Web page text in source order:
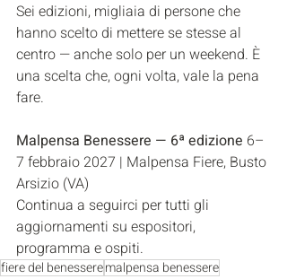
Sei edizioni, migliaia di persone che
hanno scelto di mettere se stesse al
centro — anche solo per un weekend. È
una scelta che, ogni volta, vale la pena
fare.
Malpensa Benessere — 6ª edizione 6–
7 febbraio 2027 | Malpensa Fiere, Busto
Arsizio (VA)
Continua a seguirci per tutti gli
aggiornamenti su espositori,
programma e ospiti.
fiere del benesseremalpensa benessere